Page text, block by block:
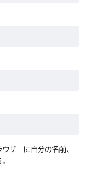
ザーに自分の名前、